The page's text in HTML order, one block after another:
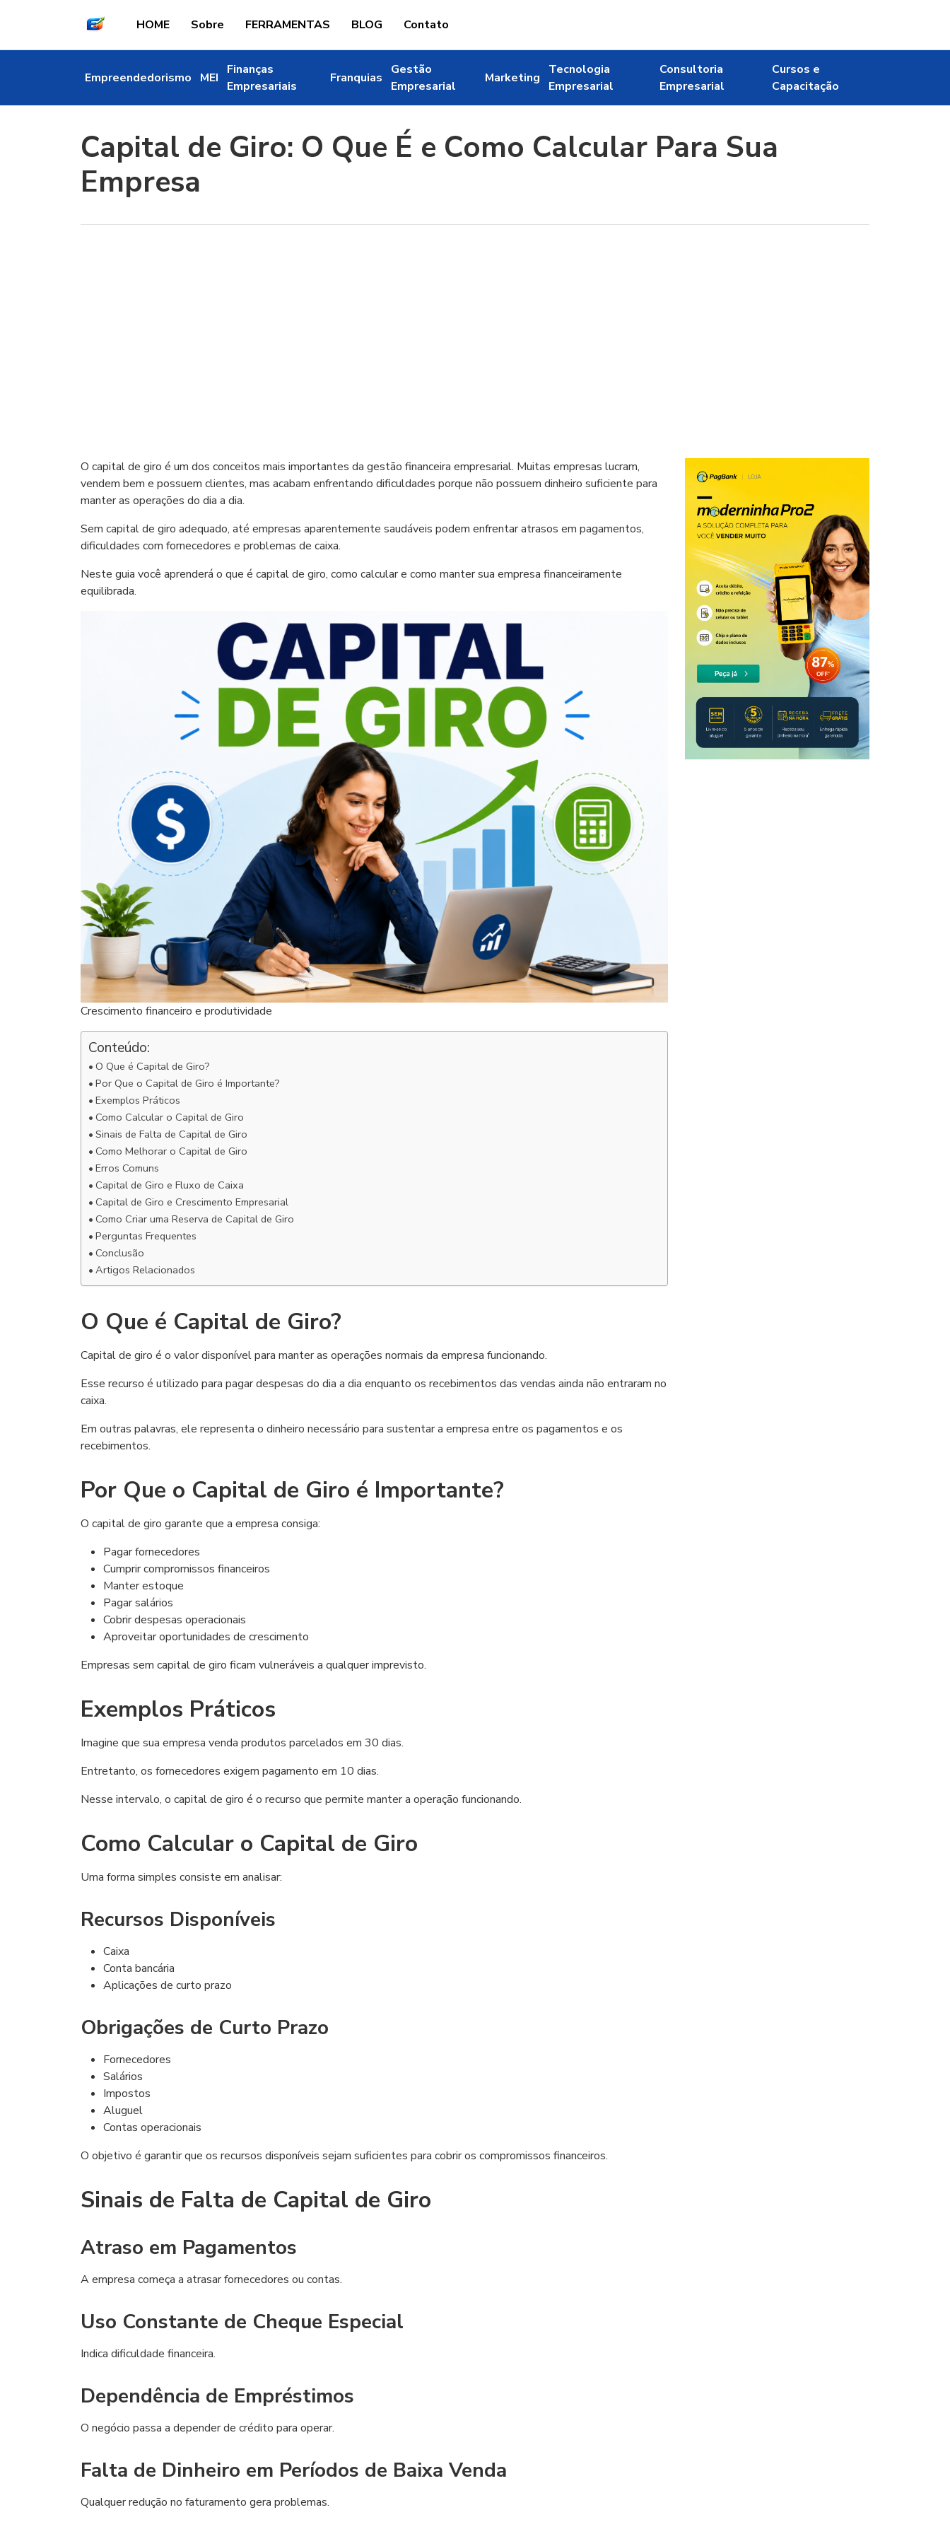
HOME Sobre FERRAMENTAS BLOG Contato
Empreendedorismo MEI
Finanças
Empresariais
Franquias
Gestão
Empresarial
Marketing
Tecnologia
Empresarial
Consultoria
Empresarial
Cursos e
Capacitação
Capital de Giro: O Que É e Como Calcular Para Sua
Empresa
O capital de giro é um dos conceitos mais importantes da gestão financeira empresarial. Muitas empresas lucram,
vendem bem e possuem clientes, mas acabam enfrentando dificuldades porque não possuem dinheiro suficiente para
manter as operações do dia a dia.
Sem capital de giro adequado, até empresas aparentemente saudáveis podem enfrentar atrasos em pagamentos,
dificuldades com fornecedores e problemas de caixa.
Neste guia você aprenderá o que é capital de giro, como calcular e como manter sua empresa financeiramente
equilibrada.
Crescimento financeiro e produtividade
Conteúdo:
O Que é Capital de Giro?
Por Que o Capital de Giro é Importante?
Exemplos Práticos
Como Calcular o Capital de Giro
Sinais de Falta de Capital de Giro
Como Melhorar o Capital de Giro
Erros Comuns
Capital de Giro e Fluxo de Caixa
Capital de Giro e Crescimento Empresarial
Como Criar uma Reserva de Capital de Giro
Perguntas Frequentes
Conclusão
Artigos Relacionados
O Que é Capital de Giro?
Capital de giro é o valor disponível para manter as operações normais da empresa funcionando.
Esse recurso é utilizado para pagar despesas do dia a dia enquanto os recebimentos das vendas ainda não entraram no
caixa.
Em outras palavras, ele representa o dinheiro necessário para sustentar a empresa entre os pagamentos e os
recebimentos.
Por Que o Capital de Giro é Importante?
O capital de giro garante que a empresa consiga:
Pagar fornecedores
Cumprir compromissos financeiros
Manter estoque
Pagar salários
Cobrir despesas operacionais
Aproveitar oportunidades de crescimento
Empresas sem capital de giro ficam vulneráveis a qualquer imprevisto.
Exemplos Práticos
Imagine que sua empresa venda produtos parcelados em 30 dias.
Entretanto, os fornecedores exigem pagamento em 10 dias.
Nesse intervalo, o capital de giro é o recurso que permite manter a operação funcionando.
Como Calcular o Capital de Giro
Uma forma simples consiste em analisar:
Recursos Disponíveis
Caixa
Conta bancária
Aplicações de curto prazo
Obrigações de Curto Prazo
Fornecedores
Salários
Impostos
Aluguel
Contas operacionais
O objetivo é garantir que os recursos disponíveis sejam suficientes para cobrir os compromissos financeiros.
Sinais de Falta de Capital de Giro
Atraso em Pagamentos
A empresa começa a atrasar fornecedores ou contas.
Uso Constante de Cheque Especial
Indica dificuldade financeira.
Dependência de Empréstimos
O negócio passa a depender de crédito para operar.
Falta de Dinheiro em Períodos de Baixa Venda
Qualquer redução no faturamento gera problemas.